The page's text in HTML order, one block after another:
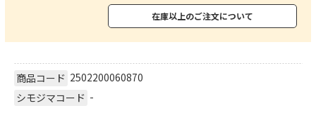
在庫以上のご注文について
商品コード 2502200060870
シモジマコード -